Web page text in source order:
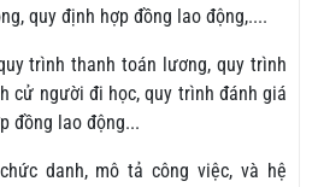
quy định hợp đồng lao động,....
trình thanh toán lương, quy trình
cử người đi học, quy trình đánh giá
đồng lao động...
danh, mô tả công việc, và hệ